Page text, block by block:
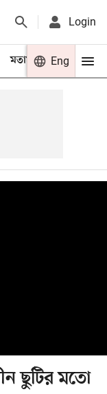
Login
মতামত খেলা
Eng
ছুটির মতো